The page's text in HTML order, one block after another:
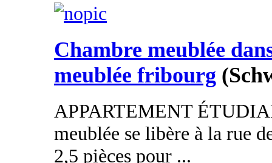
Chambre meublée
meublée fribourg
APPARTEMENT
meublée se libère à la rue
2,5 pièces pour ...